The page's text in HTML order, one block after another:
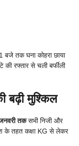
बजे तक घना कोहरा छाया
की रफ्तार से चली बर्फीली
बढ़ी मुश्किल
तकसभी निजी और
के तहत कक्षा KG से लेकर